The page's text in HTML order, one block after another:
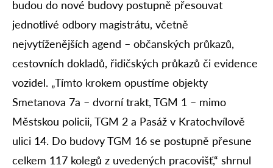
budou do nové budovy postupně přesouvat
jednotlivé odbory magistrátu, včetně
nejvytíženějších agend – občanských průkazů,
cestovních dokladů, řidičských průkazů či evidence
vozidel. „Tímto krokem opustíme objekty
Smetanova 7a – dvorní trakt, TGM 1 – mimo
Městskou policii, TGM 2 a Pasáž v Kratochvílově
ulici 14. Do budovy TGM 16 se postupně přesune
celkem 117 kolegů z uvedených pracovišť,“ shrnul